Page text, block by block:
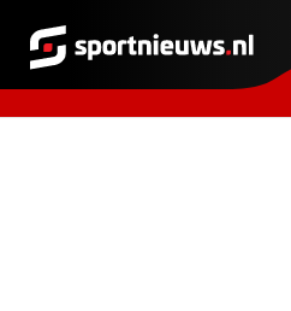
Sportnieuws.nl